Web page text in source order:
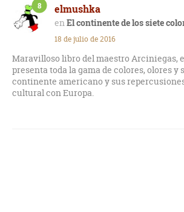
elmushka
El continente de los siete
8
18 de julio de 2016
Maravilloso libro del maestro Arciniegas,
presenta toda la gama de colores, olores y
continente americano y sus
cultural con Europa.